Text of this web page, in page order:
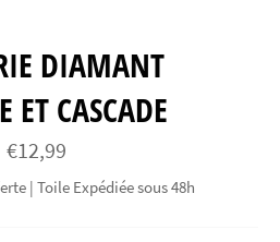
DIAMANT
ET CASCADE
Prix
régulier
€12,99
| Toile Expédiée sous 48h